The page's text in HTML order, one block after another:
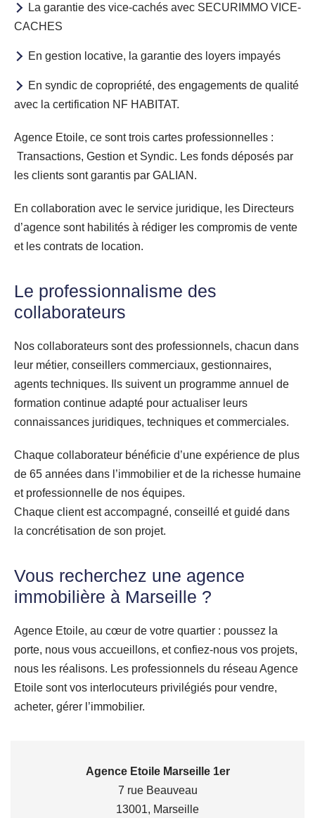
La garantie des vice-cachés avec SECURIMMO VICE-
CACHES
En gestion locative, la garantie des loyers impayés
En syndic de copropriété, des engagements de qualité
avec la certification NF HABITAT.
Agence Etoile, ce sont trois cartes professionnelles :
Transactions, Gestion et Syndic. Les fonds déposés par
les clients sont garantis par GALIAN.
En collaboration avec le service juridique, les Directeurs
d’agence sont habilités à rédiger les compromis de vente
et les contrats de location.
Le professionnalisme des
collaborateurs
Nos collaborateurs sont des professionnels, chacun dans
leur métier, conseillers commerciaux, gestionnaires,
agents techniques. Ils suivent un programme annuel de
formation continue adapté pour actualiser leurs
connaissances juridiques, techniques et commerciales.
Chaque collaborateur bénéficie d’une expérience de plus
de 65 années dans l’immobilier et de la richesse humaine
et professionnelle de nos équipes.
Chaque client est accompagné, conseillé et guidé dans
la concrétisation de son projet.
Vous recherchez une agence
immobilière à Marseille ?
Agence Etoile, au cœur de votre quartier : poussez la
porte, nous vous accueillons, et confiez-nous vos projets,
nous les réalisons. Les professionnels du réseau Agence
Etoile sont vos interlocuteurs privilégiés pour vendre,
acheter, gérer l’immobilier.
Agence Etoile Marseille 1er
7 rue Beauveau
13001, Marseille